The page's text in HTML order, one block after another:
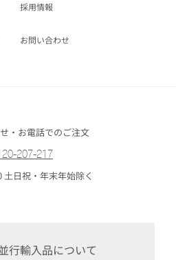
・お電話でのご注文
207-217
土日祝・年末年始除く
行輸入品について
採用情報
お問い合わせ